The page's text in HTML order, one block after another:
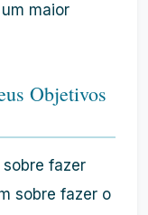
maior
Objetivos
fazer
sobre fazer o